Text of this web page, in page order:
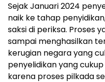
Sejak Januari 2024
naik ke tahap
saksi di periksa. Proses
sampai menghasilkan
kerugian negara yang
penyelidikan yang
karena proses pilkada